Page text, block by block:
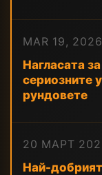
MAR 19, 2026
Нагласата
сериозните
рундовете
20 МАРТ
Най-